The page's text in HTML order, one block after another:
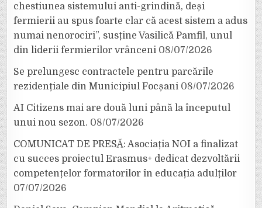
chestiunea sistemului anti-grindină, deși
fermierii au spus foarte clar că acest sistem a adus
numai nenorociri”, susține Vasilică Pamfil, unul
din liderii fermierilor vrânceni 08/07/2026
Se prelungesc contractele pentru parcările
rezidențiale din Municipiul Focșani 08/07/2026
AI Citizens mai are două luni până la începutul
unui nou sezon. 08/07/2026
COMUNICAT DE PRESĂ: Asociația NOI a finalizat
cu succes proiectul Erasmus+ dedicat dezvoltării
competențelor formatorilor în educația adulților
07/07/2026